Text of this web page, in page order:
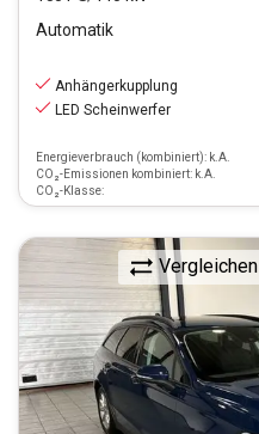
Automatik
Anhängerkupplung
LED Scheinwerfer
Energieverbrauch (kombiniert): k.A.
CO₂-Emissionen kombiniert: k.A.
CO₂-Klasse:
Vergleichen